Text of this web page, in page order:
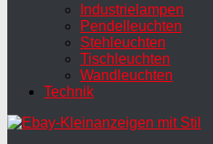
Industrielampen
Pendelleuchten
Stehleuchten
Tischleuchten
Wandleuchten
Technik